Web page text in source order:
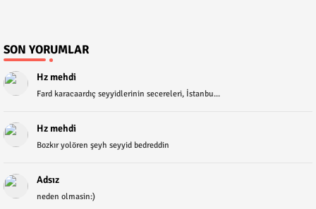
SON YORUMLAR
Hz mehdi
Fard karacaardıç seyyidlerinin secereleri, İstanbu...
Hz mehdi
Bozkır yolören şeyh seyyid bedreddin
Adsız
neden olmasin:)